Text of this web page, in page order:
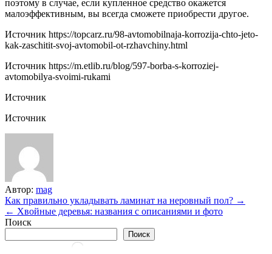
поэтому в случае, если купленное средство окажется
малоэффективным, вы всегда сможете приобрести другое.
Источник https://topcarz.ru/98-avtomobilnaja-korrozija-chto-jeto-
kak-zaschitit-svoj-avtomobil-ot-rzhavchiny.html
Источник https://m.etlib.ru/blog/597-borba-s-korroziej-
avtomobilya-svoimi-rukami
Источник
Источник
Автор: mag
Навигация
по
Как правильно укладывать ламинат на неровный пол? →
← Хвойные деревья: названия с описаниями и фото
Поиск
Поиск